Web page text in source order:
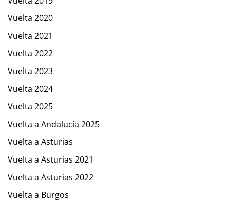
Vuelta 2020
Vuelta 2021
Vuelta 2022
Vuelta 2023
Vuelta 2024
Vuelta 2025
Vuelta a Andalucía 2025
Vuelta a Asturias
Vuelta a Asturias 2021
Vuelta a Asturias 2022
Vuelta a Burgos